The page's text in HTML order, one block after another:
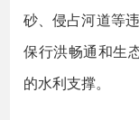
砂、侵占河道等
保行洪畅通和生
的水利支撑。